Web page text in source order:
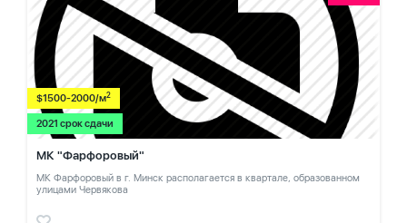
$1500-2000/м2
2021 срок сдачи
МК "Фарфоровый"
МК Фарфоровый в г. Минск располагается в квартале, образованном
улицами Червякова